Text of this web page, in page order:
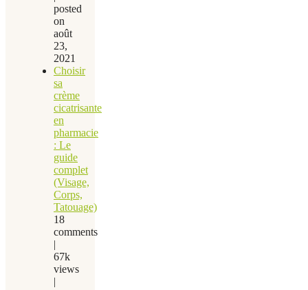
posted
on
août
23,
2021
Choisir
sa
crème
cicatrisante
en
pharmacie
: Le
guide
complet
(Visage,
Corps,
Tatouage)
18
comments
|
67k
views
|